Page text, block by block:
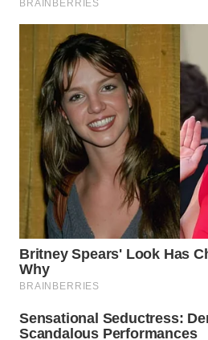
WN
TANGERANG
WN
BINJAI
WN
CIREBON
WN
INDRAMAYU
KUNINGAN
WN